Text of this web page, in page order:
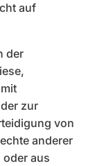
auf
der
zur
von
anderer
aus